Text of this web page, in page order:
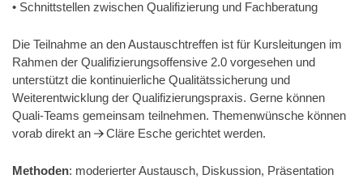
• Schnittstellen zwischen Qualifizierung und Fachberatung
Die Teilnahme an den Austauschtreffen ist für Kursleitungen im
Rahmen der Qualifizierungsoffensive 2.0 vorgesehen und
unterstützt die kontinuierliche Qualitätssicherung und
Weiterentwicklung der Qualifizierungspraxis. Gerne können
Quali-Teams gemeinsam teilnehmen. Themenwünsche können
vorab direkt an
Cläre Esche gerichtet werden.
Methoden: moderierter Austausch, Diskussion, Präsentation